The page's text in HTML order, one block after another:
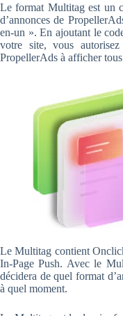
Le format Multitag est un
d’annonces de
en-un ». En ajoutant le
votre site, vous
PropellerAds à afficher
Le Multitag contient
In-Page Push. Avec le
décidera de quel format
à quel moment.